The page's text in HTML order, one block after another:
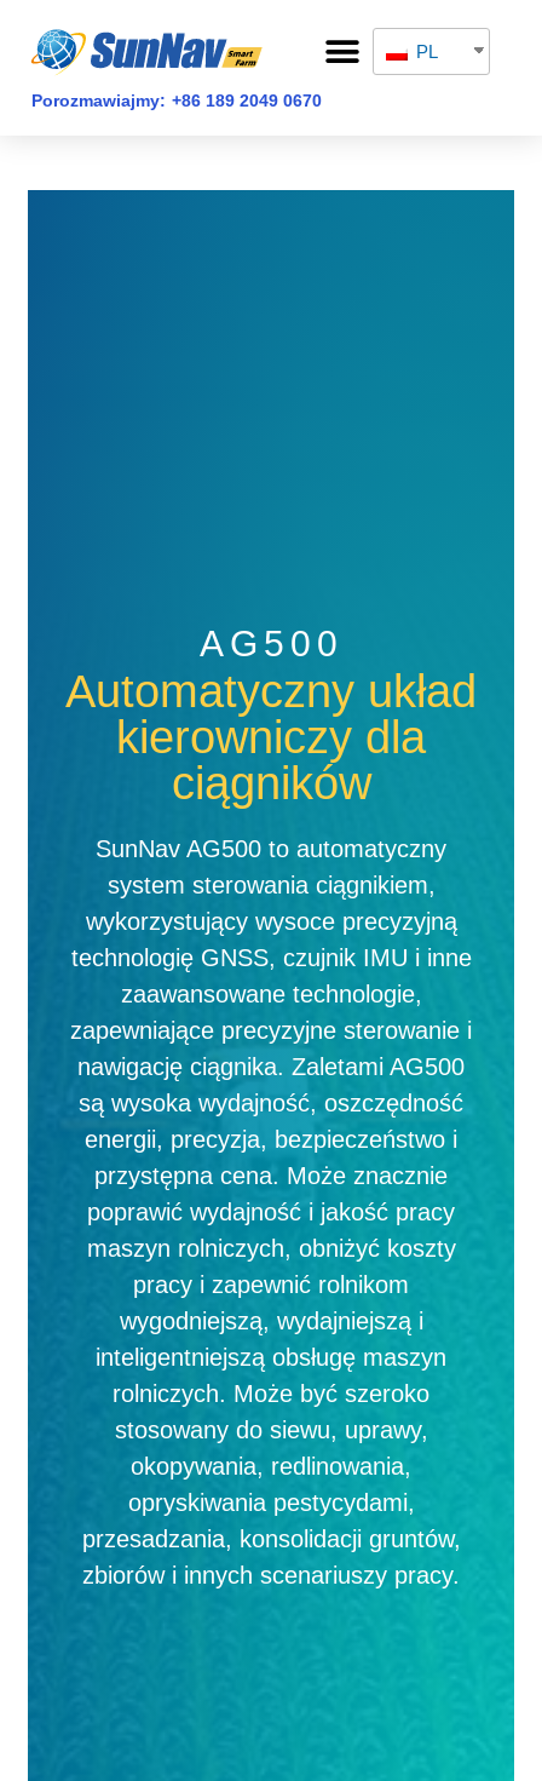
Menu
PL
Porozmawiajmy: +86 189 2049 0670
AG500
Automatyczny układ
kierowniczy dla
ciągników
SunNav AG500 to automatyczny
system sterowania ciągnikiem,
wykorzystujący wysoce precyzyjną
technologię GNSS, czujnik IMU i inne
zaawansowane technologie,
zapewniające precyzyjne sterowanie i
nawigację ciągnika. Zaletami AG500
są wysoka wydajność, oszczędność
energii, precyzja, bezpieczeństwo i
przystępna cena. Może znacznie
poprawić wydajność i jakość pracy
maszyn rolniczych, obniżyć koszty
pracy i zapewnić rolnikom
wygodniejszą, wydajniejszą i
inteligentniejszą obsługę maszyn
rolniczych. Może być szeroko
stosowany do siewu, uprawy,
okopywania, redlinowania,
opryskiwania pestycydami,
przesadzania, konsolidacji gruntów,
zbiorów i innych scenariuszy pracy.
postów